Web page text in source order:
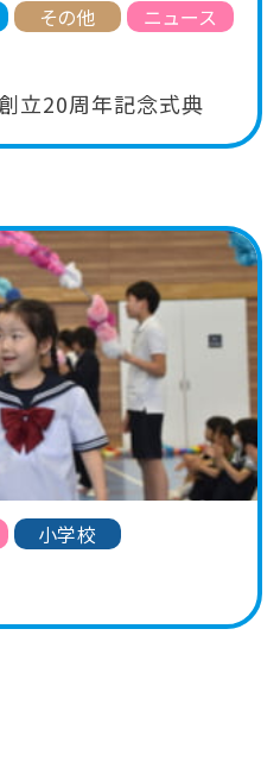
その他
ニュース
立20周年記念式典
小学校